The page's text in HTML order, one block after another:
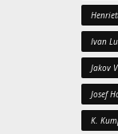
Ivan
Jakov
Josef
K.